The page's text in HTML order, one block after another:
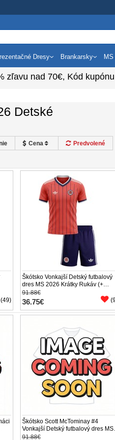
Dresy Brankarsky
zľavu nad 70€, Kód
Detské
Cena Predvolené
(49)
Škótsko Vonkajší Detský futbalový
dres MS 2026 Krátky Rukáv (+
trenírky)
91.88€
36.75€
Škótsko Scott McTominay #4
Vonkajší Detský futbalový dres MS
2026 Krátky Rukáv (+ trenírky)
91.88€